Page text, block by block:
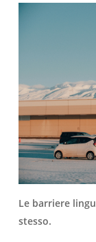
Le barriere
stesso.